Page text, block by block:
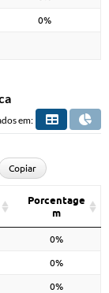
0%
em:
Copiar
Porcentage
m
0%
0%
0%